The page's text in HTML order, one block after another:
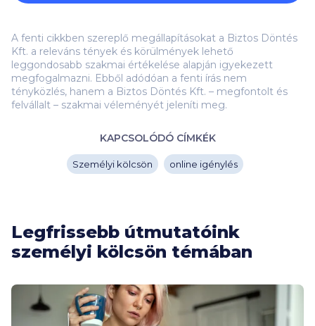
A fenti cikkben szereplő megállapításokat a Biztos Döntés
Kft. a releváns tények és körülmények lehető
leggondosabb szakmai értékelése alapján igyekezett
megfogalmazni. Ebből adódóan a fenti írás nem
tényközlés, hanem a Biztos Döntés Kft. – megfontolt és
felvállalt – szakmai véleményét jeleníti meg.
KAPCSOLÓDÓ CÍMKÉK
Személyi kölcsön online igénylés
Legfrissebb útmutatóink
személyi kölcsön témában